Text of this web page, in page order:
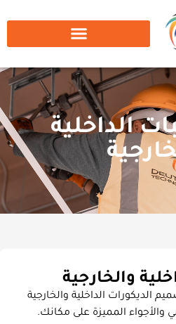
الداخلية
والخارجية
الديكورات الداخلية والخارجية
المميزة على مكانك.